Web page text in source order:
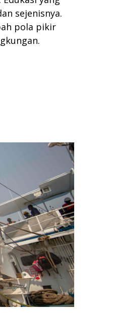
sejenisnya.
pola pikir